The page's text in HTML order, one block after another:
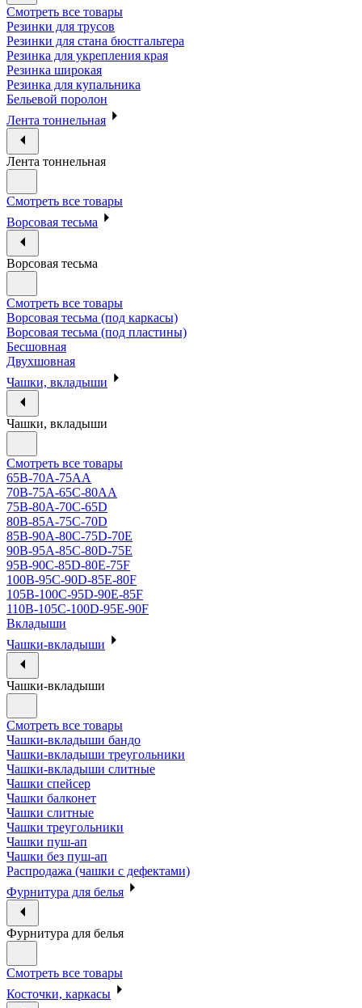
Смотреть все товары
Резинки для трусов
Резинки для стана бюстгальтера
Резинка для укрепления края
Резинка широкая
Резинка для купальника
Бельевой поролон
Лента тоннельная
Лента тоннельная
Смотреть все товары
Ворсовая тесьма
Ворсовая тесьма
Смотреть все товары
Ворсовая тесьма (под каркасы)
Ворсовая тесьма (под пластины)
Бесшовная
Двухшовная
Чашки, вкладыши
Чашки, вкладыши
Смотреть все товары
65B-70A-75АА
70В-75А-65С-80АА
75В-80А-70С-65D
80В-85А-75С-70D
85В-90А-80С-75D-70E
90B-95A-85C-80D-75E
95B-90C-85D-80E-75F
100B-95C-90D-85E-80F
105B-100C-95D-90E-85F
110B-105C-100D-95E-90F
Вкладыши
Чашки-вкладыши
Чашки-вкладыши
Смотреть все товары
Чашки-вкладыши бандо
Чашки-вкладыши треугольники
Чашки-вкладыши слитные
Чашки спейсер
Чашки балконет
Чашки слитные
Чашки треугольники
Чашки пуш-ап
Чашки без пуш-ап
Распродажа (чашки с дефектами)
Фурнитура для белья
Фурнитура для белья
Смотреть все товары
Косточки, каркасы